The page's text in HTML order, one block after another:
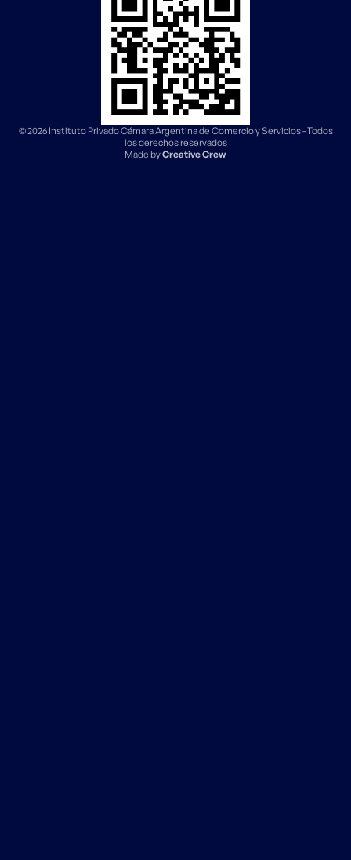
© 2026 Instituto Privado Cámara Argentina de Comercio y Servicios - Todos
los derechos reservados
Made byCreative Crew